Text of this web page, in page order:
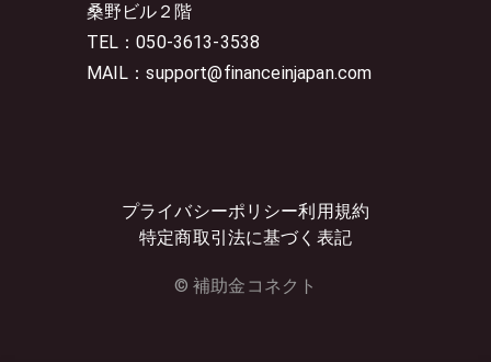
桑野ビル２階
TEL：050-3613-3538
MAIL：support@financeinjapan.com
プライバシーポリシー利用規約
特定商取引法に基づく表記
© 補助金コネクト